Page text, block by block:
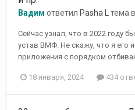
Вадим ответил Pasha L тема в
Сейчас узнал, что в 2022 году
устав ВМФ. Не скажу, что я его
приложения с порядком
18 января, 2024 434